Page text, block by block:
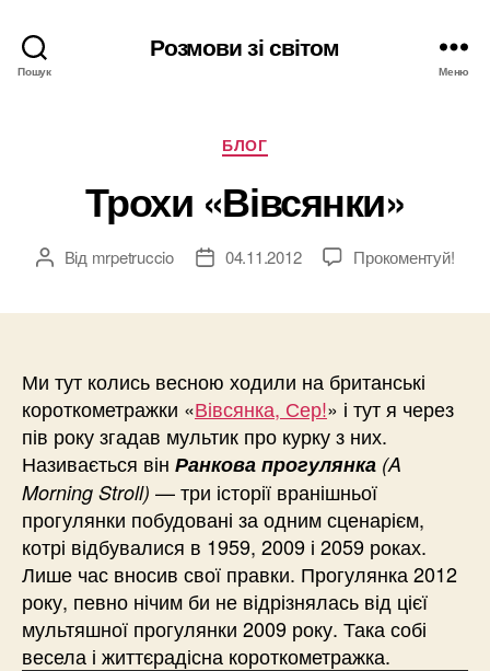
Пошук
Розмови зі світом
Меню
Категорії
БЛОГ
Трохи «Вівсянки»
Автор
Від mrpetruccio
Дата04.11.2012 Прокоментуй!
Ми тут колись весною ходили на британські
короткометражки «Вівсянка, Сер!» і тут я через
пів року згадав мультик про курку з них.
Називається він Ранкова прогулянка (A
Morning Stroll) — три історії вранішньої
прогулянки побудовані за одним сценарієм,
котрі відбувалися в 1959, 2009 і 2059 роках.
Лише час вносив свої правки. Прогулянка 2012
року, певно нічим би не відрізнялась від цієї
мультяшної прогулянки 2009 року. Така собі
весела і життєрадісна короткометражка.